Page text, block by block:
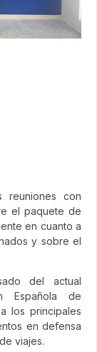
reuniones con
el paquete de
en cuanto a
y sobre el
del actual
Española de
los principales
en defensa
viajes.